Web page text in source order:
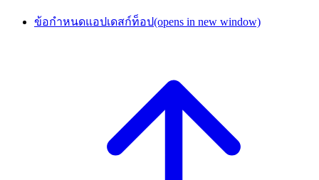
ข้อกำหนดแอปเดสก์ท็อป(opens in new window)